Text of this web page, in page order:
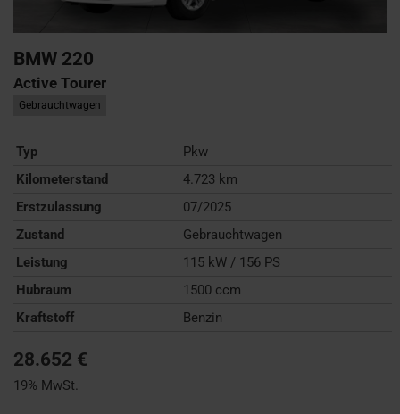
BMW 220
Active Tourer
Gebrauchtwagen
Typ
Pkw
Kilometerstand
4.723 km
Erstzulassung
07/2025
Zustand
Gebrauchtwagen
Leistung
115 kW / 156 PS
Hubraum
1500 ccm
Kraftstoff
Benzin
28.652 €
19% MwSt.